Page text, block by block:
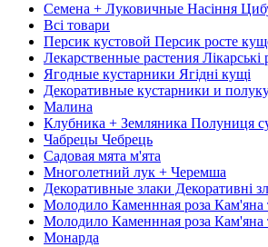
Семена + Луковичные Насіння
Всі товари
Персик кустовой Персик росте
Лекарственные растения Лікарські
Ягодные кустарники Ягідні кущі
Декоративные кустарники и
Малина
Клубника + Земляника Полуниця
Чабрецы Чебрець
Садовая мята м'ята
Многолетний лук + Черемша
Декоративные злаки Декоративні
Молодило Каменнная роза Кам'яна
Молодило Каменнная роза Кам'яна
Монарда